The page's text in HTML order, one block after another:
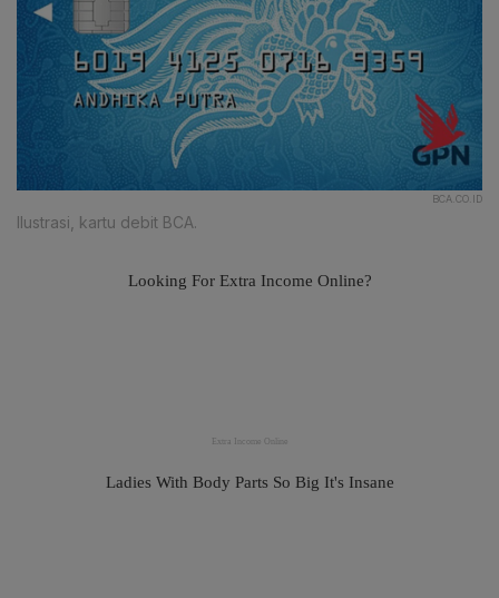
BCA.CO.ID
Ilustrasi, kartu debit BCA.